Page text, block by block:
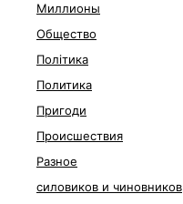
Миллионы
Общество
Політика
Политика
Пригоди
Происшествия
Разное
силовиков и чиновников